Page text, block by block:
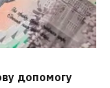
допомогу